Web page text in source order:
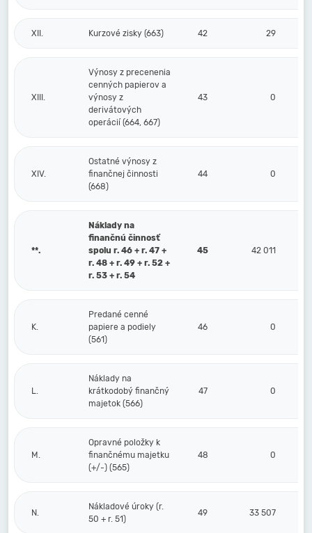
XII. Kurzové zisky (663) 42 29
XIII.
Výnosy z precenenia
cenných papierov a
výnosy z
derivátových
operácií (664, 667)
43 0
XIV.
Ostatné výnosy z
finančnej činnosti
(668)
44 0
**.
Náklady na
finančnú činnosť
spolu r. 46 + r. 47 +
r. 48 + r. 49 + r. 52 +
r. 53 + r. 54
45 42 011
K.
Predané cenné
papiere a podiely
(561)
46 0
L.
Náklady na
krátkodobý finančný
majetok (566)
47 0
M.
Opravné položky k
finančnému majetku
(+/-) (565)
48 0
N.
Nákladové úroky (r.
50 + r. 51)
49 33 507